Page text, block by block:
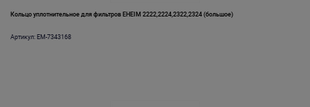
Кольцо уплотнительное для фильтров EHEIM 2222,2224,2322,2324 (большое)
Артикул: EM-7343168